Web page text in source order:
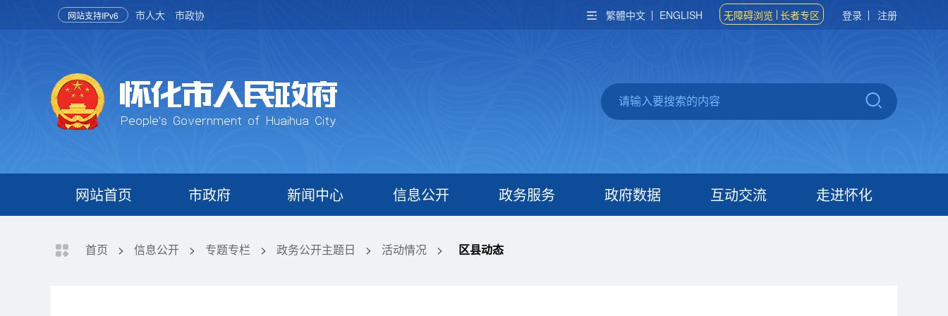
网站支持IPv6 市人大 市政协 繁體中文 ENGLISH 无障碍浏览 长者专区 登录 注册
网站首页 市政府 新闻中心 信息公开 政务服务 政府数据 互动交流 走进怀化
首页 > 信息公开 > 专题专栏 > 政务公开主题日 > 活动情况 > 区县动态